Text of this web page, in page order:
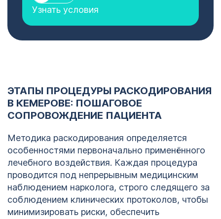
Узнать условия
ЭТАПЫ ПРОЦЕДУРЫ РАСКОДИРОВАНИЯ
В КЕМЕРОВЕ: ПОШАГОВОЕ
СОПРОВОЖДЕНИЕ ПАЦИЕНТА
Методика раскодирования определяется
особенностями первоначально применённого
лечебного воздействия. Каждая процедура
проводится под непрерывным медицинским
наблюдением нарколога, строго следящего за
соблюдением клинических протоколов, чтобы
минимизировать риски, обеспечить